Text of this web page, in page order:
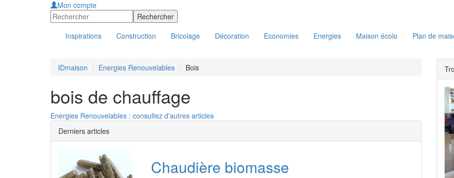
Mon compte
Inspirations Construction Bricolage Décoration Economies Energies Maison écolo Plan de
IDmaison Energies Renouvelables Bois
bois de chauffage
Energies Renouvelables : consultez d'autres articles
Derniers articles
Chaudière biomasse